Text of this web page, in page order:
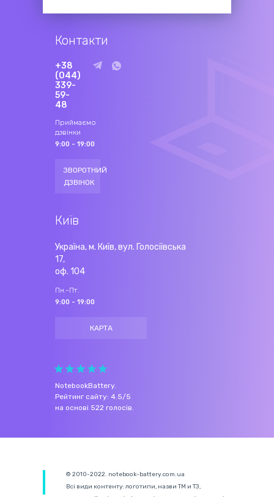
Контакти
+38
(044)
339-
59-
48
Приймаємо
дзвінки
9:00 - 19:00
ЗВОРОТНИЙ
ДЗВІНОК
Київ
Україна, м. Київ, вул. Голосіївська
17,
оф. 104
Пн.-Пт.
9:00 - 19:00
КАРТА
NotebookBattery.
Рейтинг сайту: 4.5/5
на основі 522 голосів.
© 2010-2022. notebook-battery.com.ua
Всі види контенту: логотипи, назви ТМ и ТЗ,